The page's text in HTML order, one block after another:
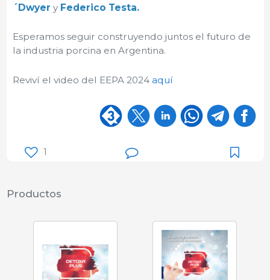
´Dwyer y Federico Testa.
Esperamos seguir construyendo juntos el futuro de
la industria porcina en Argentina.
Reviví el video del EEPA 2024 aquí
1
Productos